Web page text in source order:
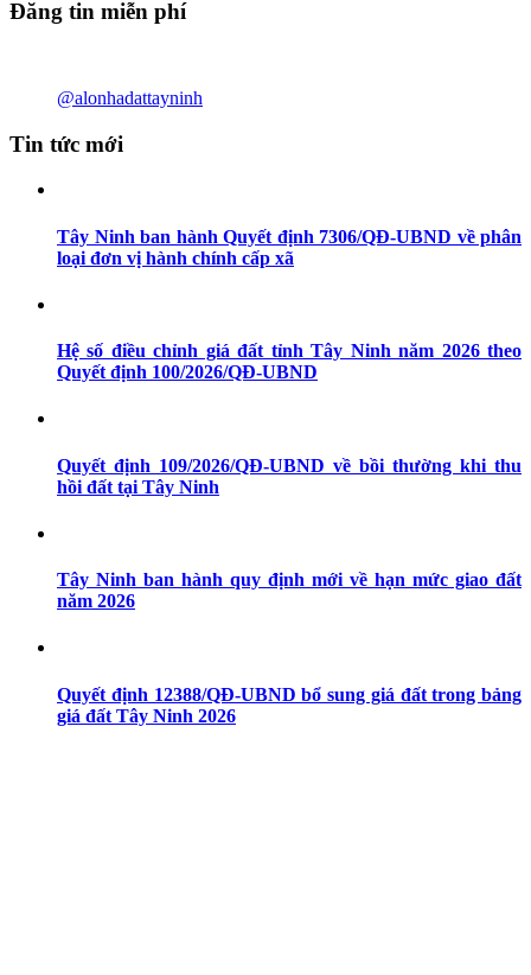
Đăng tin miễn phí
@alonhadattayninh
Tin tức mới
Tây Ninh ban hành Quyết định 7306/QĐ-UBND về phân
loại đơn vị hành chính cấp xã
Hệ số điều chỉnh giá đất tỉnh Tây Ninh năm 2026 theo
Quyết định 100/2026/QĐ-UBND
Quyết định 109/2026/QĐ-UBND về bồi thường khi thu
hồi đất tại Tây Ninh
Tây Ninh ban hành quy định mới về hạn mức giao đất
năm 2026
Quyết định 12388/QĐ-UBND bổ sung giá đất trong bảng
giá đất Tây Ninh 2026